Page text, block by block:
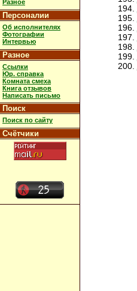
Разное
Персоналии
Об исполнителях
Фотографии
Интервью
Разное
Ссылки
Юр. справка
Комната смеха
Книга отзывов
Написать письмо
Поиск
Поиск по сайту
Счётчики